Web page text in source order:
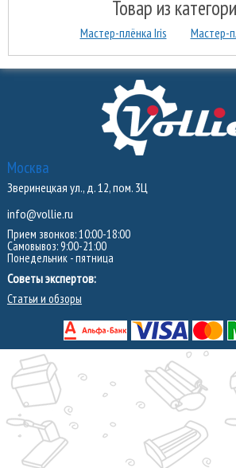
Товар из
Мастер-плёнка Iris Мастер-
Москва
Зверинецкая ул., д. 12, пом. 3Ц
info@vollie.ru
Прием звонков: 10:00-18:00
Самовывоз: 9:00-21:00
Понедельник - пятница
Советы экспертов:
Статьи и обзоры